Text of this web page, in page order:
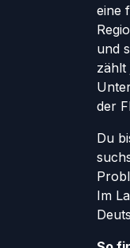
eine
und
zählt
der
Du
Im